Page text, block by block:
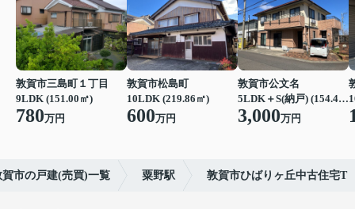
敦賀市三島町１丁目
9LDK (151.00㎡)
780万円
敦賀市松島町
10LDK (219.86㎡)
600万円
敦賀市公文名
5LDK＋S(納戸) (154.44㎡)
3,000万円
賀市の戸建(売買)一覧 粟野駅 敦賀市ひばりヶ丘中古住宅T